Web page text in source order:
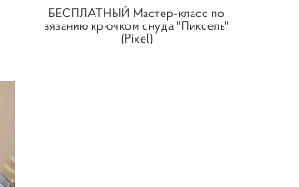
БЕСПЛАТНЫЙ Мастер-класс по
вязанию крючком снуда "Пиксель"
(Pixel)